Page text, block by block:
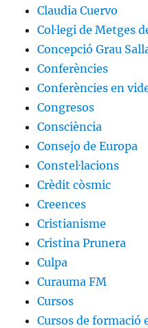
Claudia Cuervo
Col·legi de Metges
Concepció Grau
Conferències
Conferències en
Congresos
Consciència
Consejo de Europa
Constel·lacions
Crèdit còsmic
Creences
Cristianisme
Cristina Prunera
Culpa
Curauma FM
Cursos
Cursos de formació